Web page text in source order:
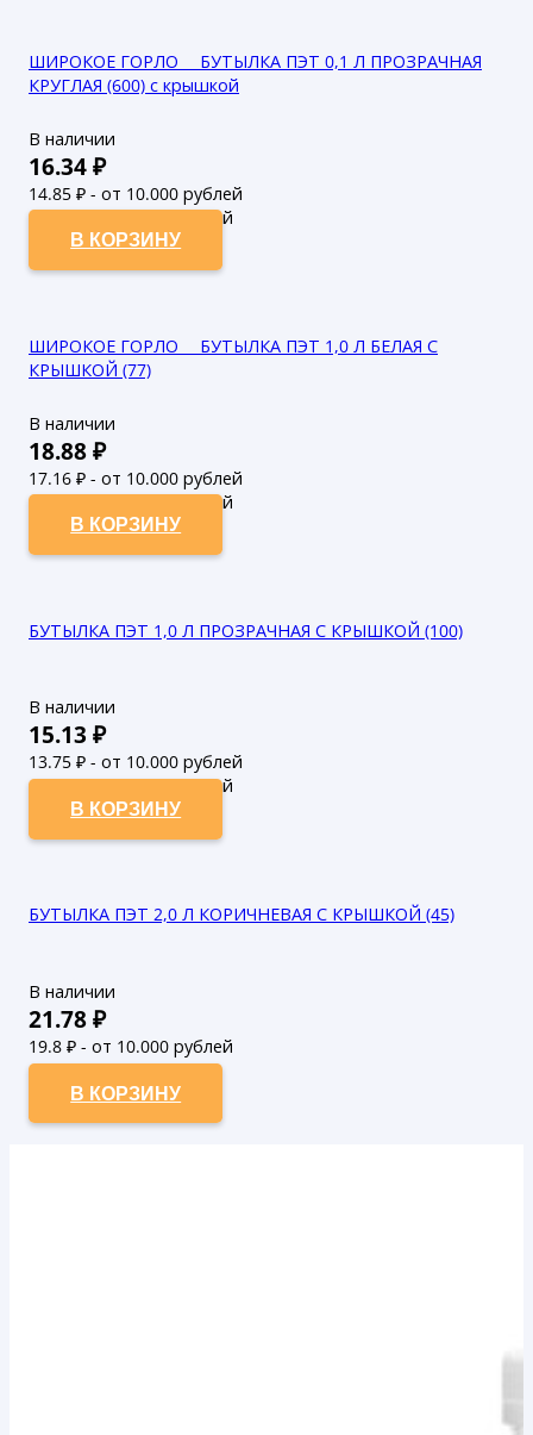
ШИРОКОЕ ГОРЛО___БУТЫЛКА ПЭТ 0,1 Л ПРОЗРАЧНАЯ
КРУГЛАЯ (600) с крышкой
В наличии
16.34₽
14.85 ₽ - от 10.000 рублей
13.5₽ - от 50.000 рублей
В КОРЗИНУ
ШИРОКОЕ ГОРЛО___БУТЫЛКА ПЭТ 1,0 Л БЕЛАЯ С
КРЫШКОЙ (77)
В наличии
18.88₽
17.16 ₽ - от 10.000 рублей
15.6₽ - от 50.000 рублей
В КОРЗИНУ
БУТЫЛКА ПЭТ 1,0 Л ПРОЗРАЧНАЯ С КРЫШКОЙ (100)
В наличии
15.13 ₽
13.75 ₽ - от 10.000 рублей
12.5₽ - от 50.000 рублей
В КОРЗИНУ
БУТЫЛКА ПЭТ 2,0 Л КОРИЧНЕВАЯ С КРЫШКОЙ (45)
В наличии
21.78₽
19.8 ₽ - от 10.000 рублей
18₽ - от 50.000 рублей
В КОРЗИНУ